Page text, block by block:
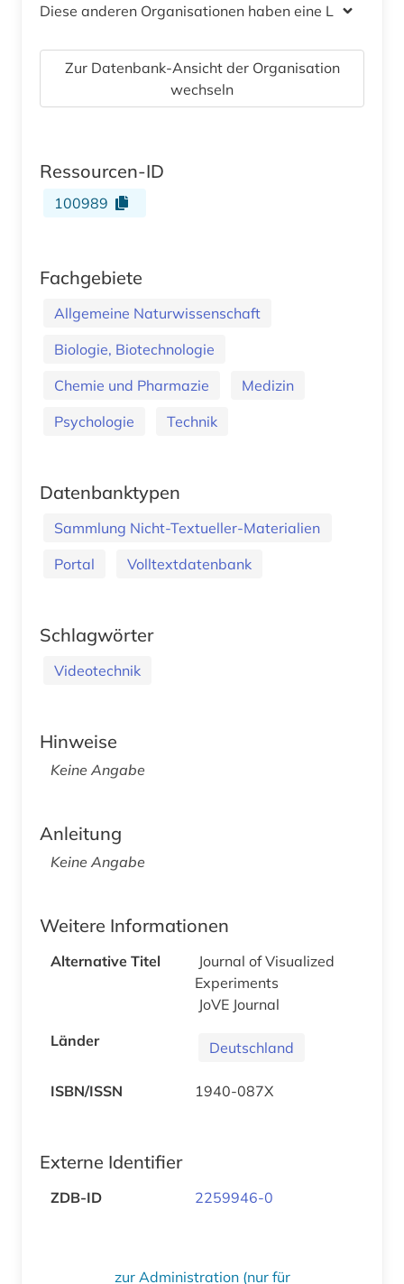
Diese anderen Organisationen haben eine Lizenz
Zur Datenbank-Ansicht der Organisation
wechseln
Ressourcen-ID
100989
Fachgebiete
Allgemeine Naturwissenschaft
Biologie, Biotechnologie
Chemie und Pharmazie
Medizin
Psychologie
Technik
Datenbanktypen
Sammlung Nicht-Textueller-Materialien
Portal
Volltextdatenbank
Schlagwörter
Videotechnik
Hinweise
Keine Angabe
Anleitung
Keine Angabe
Weitere Informationen
Alternative Titel
Journal of Visualized
Experiments
JoVE Journal
Länder
Deutschland
ISBN/ISSN 1940-087X
Externe Identifier
ZDB-ID 2259946-0
zur Administration (nur für